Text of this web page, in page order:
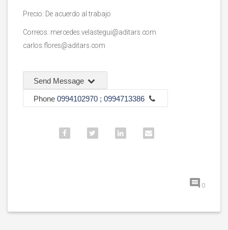
Precio: De acuerdo al trabajo
Correos: mercedes.velastegui@aditars.com
carlos.flores@aditars.com
Send Message
Phone 0994102970 ; 0994713386
0